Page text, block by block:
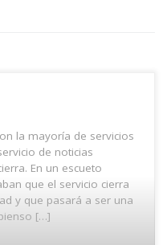
la mayoría de servicios
de noticias
En un escueto
que el servicio cierra
y que pasará a ser una
[…]